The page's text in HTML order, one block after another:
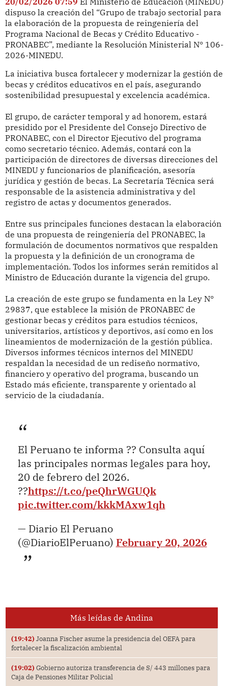
dispuso la creación del “Grupo de trabajo sectorial para
la elaboración de la propuesta de reingeniería del
Programa Nacional de Becas y Crédito Educativo -
PRONABEC”, mediante la Resolución Ministerial N° 106-
2026-MINEDU.
La iniciativa busca fortalecer y modernizar la gestión de
becas y créditos educativos en el país, asegurando
sostenibilidad presupuestal y excelencia académica.
El grupo, de carácter temporal y ad honorem, estará
presidido por el Presidente del Consejo Directivo de
PRONABEC, con el Director Ejecutivo del programa
como secretario técnico. Además, contará con la
participación de directores de diversas direcciones del
MINEDU y funcionarios de planificación, asesoría
jurídica y gestión de becas. La Secretaría Técnica será
responsable de la asistencia administrativa y del
registro de actas y documentos generados.
Entre sus principales funciones destacan la elaboración
de una propuesta de reingeniería del PRONABEC, la
formulación de documentos normativos que respalden
la propuesta y la definición de un cronograma de
implementación. Todos los informes serán remitidos al
Ministro de Educación durante la vigencia del grupo.
La creación de este grupo se fundamenta en la Ley N°
29837, que establece la misión de PRONABEC de
gestionar becas y créditos para estudios técnicos,
universitarios, artísticos y deportivos, así como en los
lineamientos de modernización de la gestión pública.
Diversos informes técnicos internos del MINEDU
respaldan la necesidad de un rediseño normativo,
financiero y operativo del programa, buscando un
Estado más eficiente, transparente y orientado al
servicio de la ciudadanía.
El Peruano te informa ?? Consulta aquí
las principales normas legales para hoy,
20 de febrero del 2026.
??https://t.co/peQhrWGUQk
pic.twitter.com/kkkMAxw1qh
— Diario El Peruano
(@DiarioElPeruano) February 20, 2026
Más leídas de Andina
(19:42) Joanna Fischer asume la presidencia del OEFA para
fortalecer la fiscalización ambiental
(19:02) Gobierno autoriza transferencia de S/ 443 millones para
Caja de Pensiones Militar Policial